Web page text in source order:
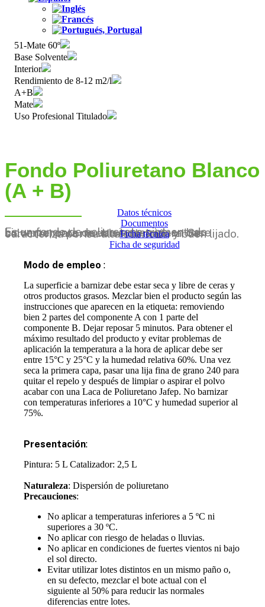
51-Mate 60º
Base Solvente
Interior
Rendimiento de 8-12 m2/l
A+B
Mate
Uso Profesional Titulado
Fondo Poliuretano Blanco
(A + B)
Es un fondo de poliuretano pigmentado bicomponente de uso industrial, en base solvente, para muebles de madera. Se caracteriza por su alta cubrición y buen lijado.
Datos técnicos
Documentos
Ficha técnica
Ficha de seguridad
Modo de empleo :
La superficie a barnizar debe estar seca y libre de ceras y
otros productos grasos. Mezclar bien el producto según las
instrucciones que aparecen en la etiqueta: removiendo
bien 2 partes del componente A con 1 parte del
componente B. Dejar reposar 5 minutos. Para obtener el
máximo resultado del producto y evitar problemas de
aplicación la temperatura a la hora de aplicar debe ser
entre 15°C y 25°C y la humedad relativa 60%. Una vez
seca la primera capa, pasar una lija fina de grano 240 para
quitar el repelo y después de limpiar o aspirar el polvo
acabar con una Laca de Poliuretano Jafep. No barnizar
con temperaturas inferiores a 10°C y humedad superior al
75%.
Presentación:
Pintura: 5 L Catalizador: 2,5 L
Naturaleza: Dispersión de poliuretano
Precauciones:
No aplicar a temperaturas inferiores a 5 ºC ni
superiores a 30 ºC.
No aplicar con riesgo de heladas o lluvias.
No aplicar en condiciones de fuertes vientos ni bajo
el sol directo.
Evitar utilizar lotes distintos en un mismo paño o,
en su defecto, mezclar el bote actual con el
siguiente al 50% para reducir las normales
diferencias entre lotes.